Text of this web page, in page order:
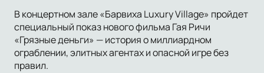
В концертном зале «Барвиха Luxury Village» пройдет
специальный показ нового фильма Гая Ричи
«Грязные деньги» — история о миллиардном
ограблении, элитных агентах и опасной игре без
правил.